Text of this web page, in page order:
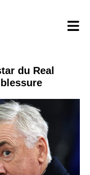
du Real